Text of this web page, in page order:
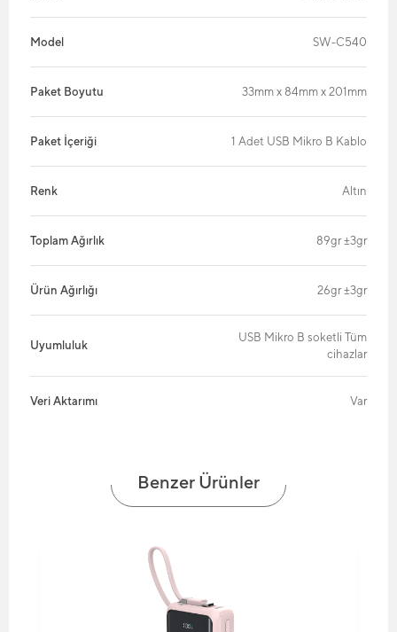
Model SW-C540
Paket Boyutu 33mm x 84mm x 201mm
Paket İçeriği 1 Adet USB Mikro B Kablo
Renk Altın
Toplam Ağırlık 89gr ±3gr
Ürün Ağırlığı 26gr ±3gr
Uyumluluk
USB Mikro B soketli Tüm
cihazlar
Veri Aktarımı Var
Benzer Ürünler